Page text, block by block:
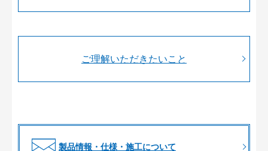
ご理解いただきたいこと
製品情報・仕様・施工について